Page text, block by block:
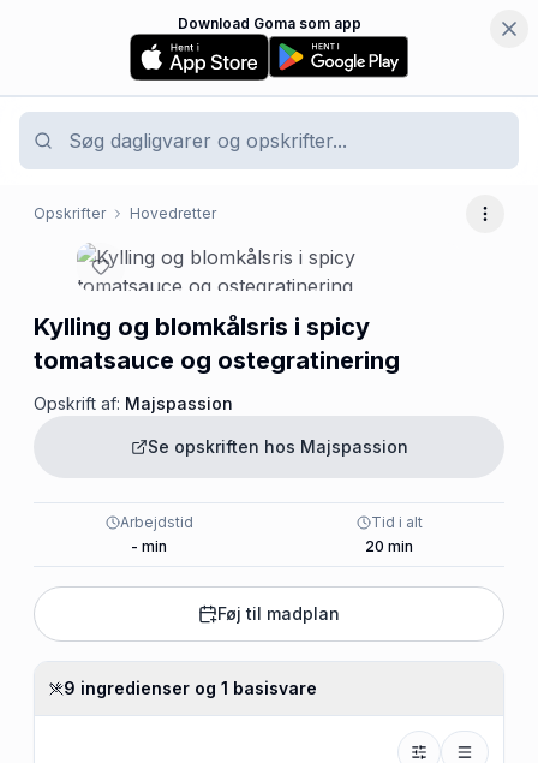
Download Goma som app
Opskrifter Hovedretter Flere
Kylling og blomkålsris i spicy
tomatsauce og ostegratinering
Opskrift af: Majspassion
Se opskriften hos Majspassion
Arbejdstid
- min
Tid i alt
20 min
Føj til madplan
9 ingredienser og 1 basisvare